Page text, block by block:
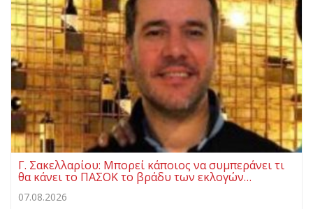
Γ. Σακελλαρίου: Μπορεί κάποιος να συμπεράνει τι
θα κάνει το ΠΑΣΟΚ το βράδυ των εκλογών…
07.08.2026